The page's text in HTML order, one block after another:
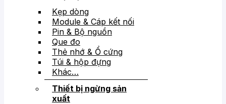
Kẹp dòng
Module & Cáp kết nối
Pin & Bộ nguồn
Que đo
Thẻ nhớ & Ổ cứng
Túi & hộp đựng
Khác…
Thiết bị ngừng sản
xuất